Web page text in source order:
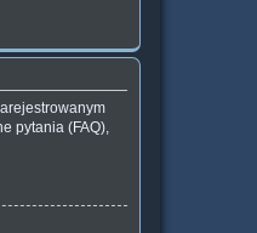
pytania (FAQ),